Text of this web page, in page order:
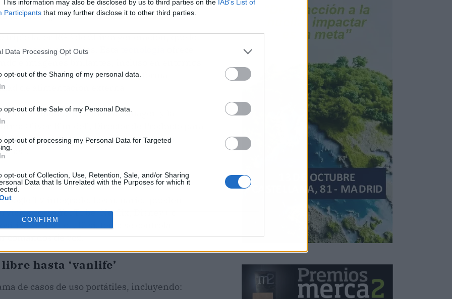
This information may also be disclosed by us to third parties on the IAB’s List of
Participants that may further disclose it to other third parties.
Data Processing Opt Outs
opt-out of the Sharing of my personal data.
opt-out of the Sale of my Personal Data.
opt-out of processing my Personal Data for Targeted
opt-out of Collection, Use, Retention, Sale, and/or Sharing
Data that Is Unrelated with the Purposes for which it
CONFIRM
rico y colores realistas
triple láser RGB de última generación, que lo
convencionales. Esta
e imágenes brillantes, incluso en entornos
proyector puede funcionar de forma
de alimentación externa.
la movilidad, la calidad de imagen y la
Oliver Blundell, Director de Producto para
cines pop-up y uso en hostelería hasta
streaming
TV integrado. Los usuarios pueden
como YouTube, Netflix, Disney+ o
externos. El sistema se controla
comandos de voz.
hasta ‘vanlife’
de casos de uso portátiles, incluyendo: